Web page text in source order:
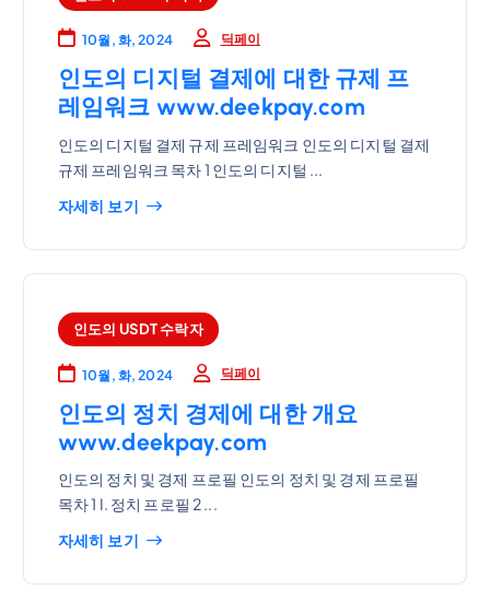
10월, 화, 2024 딕페이
인도의 디지털 결제에 대한 규제 프
레임워크 www.deekpay.com
인도의 디지털 결제 규제 프레임워크 인도의 디지털 결제
규제 프레임워크 목차 1 인도의 디지털 ...
자세히 보기
인도의 USDT 수락자
10월, 화, 2024 딕페이
인도의 정치 경제에 대한 개요
www.deekpay.com
인도의 정치 및 경제 프로필 인도의 정치 및 경제 프로필
목차 1 I. 정치 프로필 2 ...
자세히 보기